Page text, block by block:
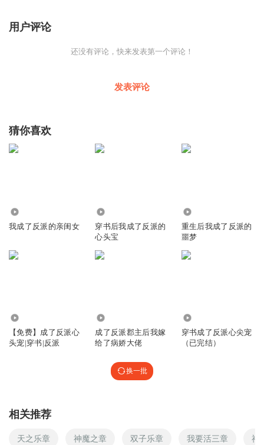
用户评论
还没有评论，快来发表第一个评论！
发表评论
猜你喜欢
我成了反派的亲闺女
穿书后我成了反派的
心头宝
重生后我成了反派的
噩梦
【免费】成了反派心
头宠|穿书|反派
成了反派郡主后我嫁
给了病娇大佬
穿书成了反派心尖宠
（已完结）
换一批
相关推荐
天之乐章 神魔之章 双子乐章 我要活三章 神